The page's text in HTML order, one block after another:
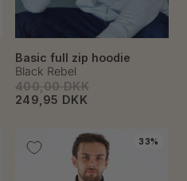
Basic full zip hoodie
400,00 DKK
249,95 DKK
Black Rebel
33%